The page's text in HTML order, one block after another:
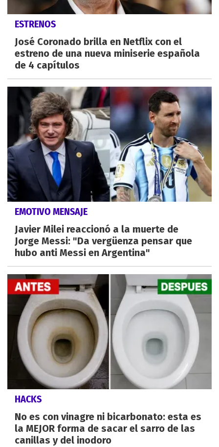
ESTRENOS
José Coronado brilla en Netflix con el
estreno de una nueva miniserie española
de 4 capítulos
EMOTIVO MENSAJE
Javier Milei reaccionó a la muerte de
Jorge Messi: "Da vergüenza pensar que
hubo anti Messi en Argentina"
HACKS
No es con vinagre ni bicarbonato: esta es
la MEJOR forma de sacar el sarro de las
canillas y del inodoro